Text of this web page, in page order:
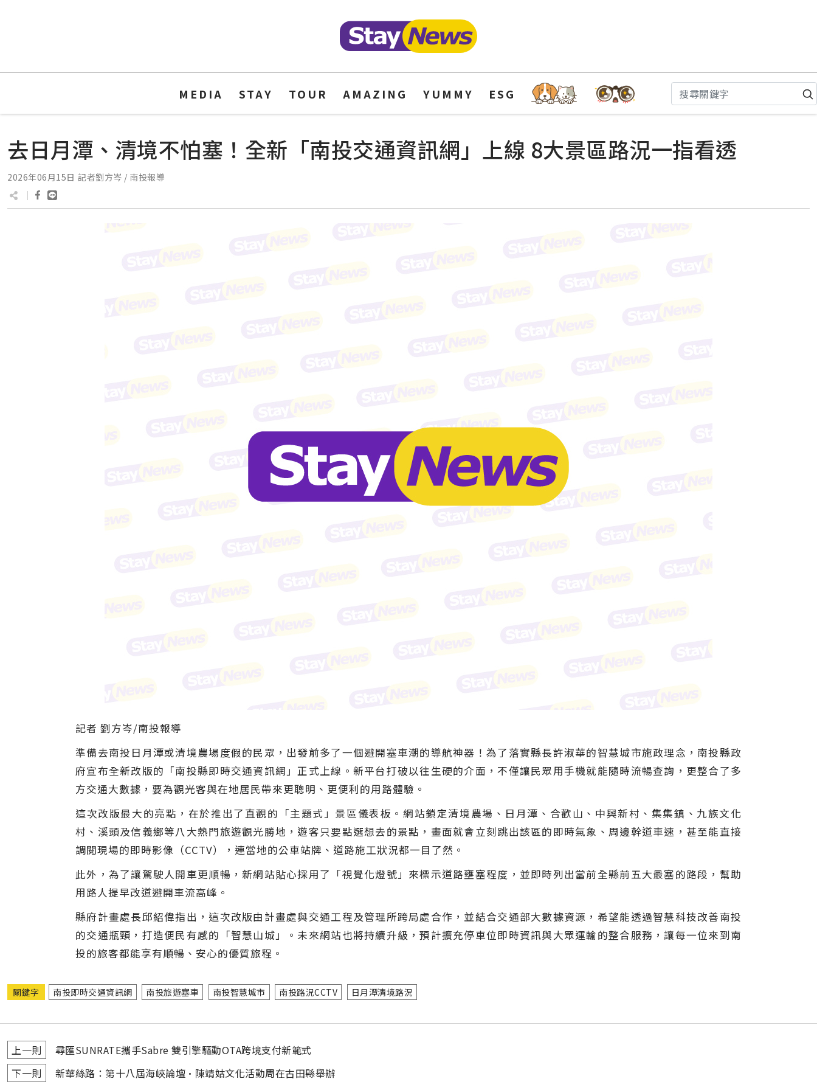
MEDIA STAY TOUR AMAZING YUMMY ESG
去日月潭、清境不怕塞！全新「南投交通資訊網」上線 8大景區路況一指看透
2026年06月15日 記者劉方岑 / 南投報導
記者 劉方岑/南投報導
準備去南投日月潭或清境農場度假的民眾，出發前多了一個避開塞車潮的導航神器！為了落實縣長許淑華的智慧城市施政理念，南投縣政
府宣布全新改版的「南投縣即時交通資訊網」正式上線。新平台打破以往生硬的介面，不僅讓民眾用手機就能隨時流暢查詢，更整合了多
方交通大數據，要為觀光客與在地居民帶來更聰明、更便利的用路體驗。
這次改版最大的亮點，在於推出了直觀的「主題式」景區儀表板。網站鎖定清境農場、日月潭、合歡山、中興新村、集集鎮、九族文化
村、溪頭及信義鄉等八大熱門旅遊觀光勝地，遊客只要點選想去的景點，畫面就會立刻跳出該區的即時氣象、周邊幹道車速，甚至能直接
調閱現場的即時影像（CCTV），連當地的公車站牌、道路施工狀況都一目了然。
此外，為了讓駕駛人開車更順暢，新網站貼心採用了「視覺化燈號」來標示道路壅塞程度，並即時列出當前全縣前五大最塞的路段，幫助
用路人提早改道避開車流高峰。
縣府計畫處長邱紹偉指出，這次改版由計畫處與交通工程及管理所跨局處合作，並結合交通部大數據資源，希望能透過智慧科技改善南投
的交通瓶頸，打造便民有感的「智慧山城」。未來網站也將持續升級，預計擴充停車位即時資訊與大眾運輸的整合服務，讓每一位來到南
投的旅客都能享有順暢、安心的優質旅程。
關鍵字 南投即時交通資訊網 南投旅遊塞車 南投智慧城市 南投路況CCTV 日月潭清境路況
上一則
尋匯SUNRATE攜手Sabre 雙引擎驅動OTA跨境支付新範式
下一則
新華絲路：第十八屆海峽論壇•陳靖姑文化活動周在古田縣舉辦